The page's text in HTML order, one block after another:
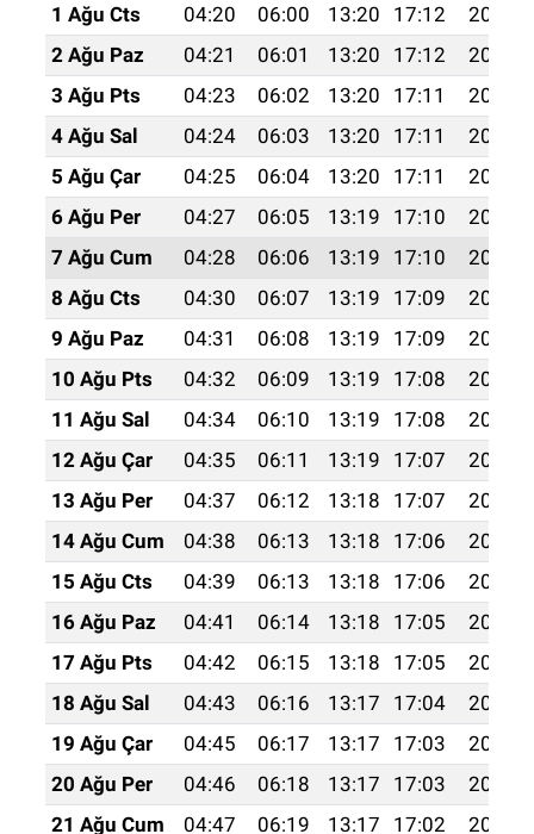
1 Ağu Cts
04:20 06:00 13:20 17:12
20:29
2 Ağu Paz
04:21 06:01 13:20 17:12
20:28
3 Ağu Pts
04:23 06:02 13:20 17:11
20:27
4 Ağu Sal
04:24 06:03 13:20 17:11
20:26
5 Ağu Çar
04:25 06:04 13:20 17:11
20:25
6 Ağu Per
04:27 06:05 13:19 17:10
20:24
7 Ağu Cum
04:28 06:06 13:19 17:10
20:23
8 Ağu Cts
04:30 06:07 13:19 17:09
20:22
9 Ağu Paz
04:31 06:08 13:19 17:09
20:20
10 Ağu Pts
04:32 06:09 13:19 17:08
20:19
11 Ağu Sal
04:34 06:10 13:19 17:08
20:18
12 Ağu Çar
04:35 06:11 13:19 17:07
20:17
13 Ağu Per
04:37 06:12 13:18 17:07
20:15
14 Ağu Cum
04:38 06:13 13:18 17:06
20:14
15 Ağu Cts
04:39 06:13 13:18 17:06
20:13
16 Ağu Paz
04:41 06:14 13:18 17:05
20:11
17 Ağu Pts
04:42 06:15 13:18 17:05
20:10
18 Ağu Sal
04:43 06:16 13:17 17:04
20:09
19 Ağu Çar
04:45 06:17 13:17 17:03
20:07
20 Ağu Per
04:46 06:18 13:17 17:03
20:06
21 Ağu Cum
04:47 06:19 13:17 17:02
20:04